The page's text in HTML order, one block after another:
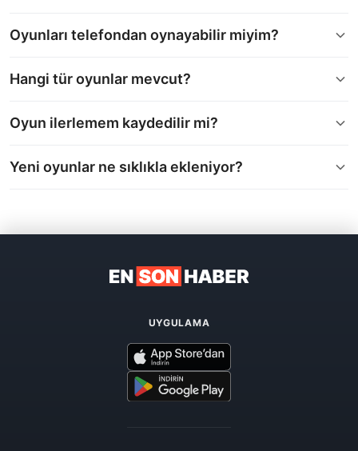
Oyunları telefondan oynayabilir miyim?
Hangi tür oyunlar mevcut?
Oyun ilerlemem kaydedilir mi?
Yeni oyunlar ne sıklıkla ekleniyor?
UYGULAMA